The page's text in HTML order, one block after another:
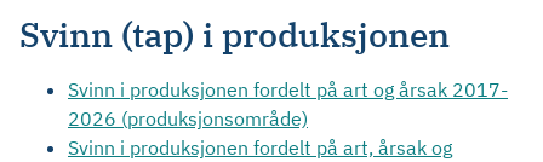
Svinn (tap) i produksjonen
Svinn i produksjonen fordelt på art og årsak 2017-
2026 (produksjonsområde)
Svinn i produksjonen fordelt på art, årsak og